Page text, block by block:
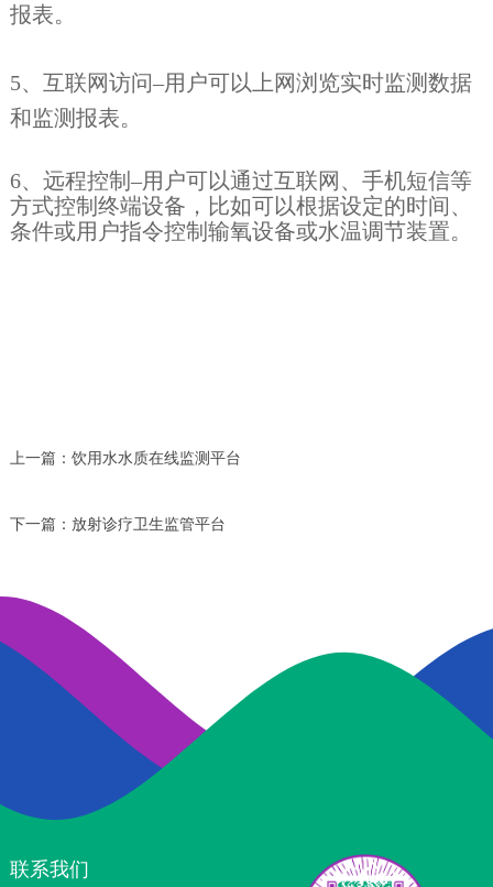
报表。
5、互联网访问–用户可以上网浏览实时监测数据
和监测报表。
6、远程控制–用户可以通过互联网、手机短信等
方式控制终端设备，比如可以根据设定的时间、
条件或用户指令控制输氧设备或水温调节装置。
上一篇： 饮用水水质在线监测平台
下一篇： 放射诊疗卫生监管平台
联系我们